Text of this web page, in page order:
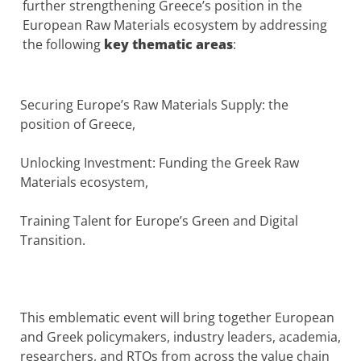
further strengthening Greece’s position in the
European Raw Materials ecosystem by addressing
the following key thematic areas:
Securing Europe’s Raw Materials Supply: the
position of Greece,
Unlocking Investment: Funding the Greek Raw
Materials ecosystem,
Training Talent for Europe’s Green and Digital
Transition.
This emblematic event will bring together European
and Greek policymakers, industry leaders, academia,
researchers, and RTOs from across the value chain